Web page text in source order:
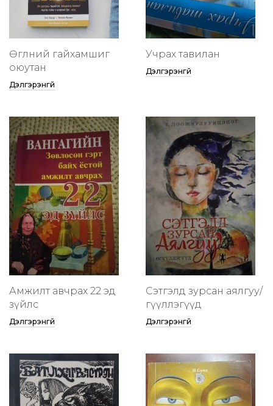
Өглөөний гайхамшиг
оюутан
Дэлгэрэнгүй
Учрах тавилан
Дэлгэрэнгүй
Амжилт авчрах 22 эд
зүйлс
Дэлгэрэнгүй
Сэтгэлд зурсан аялгуу/
өгүүллэгүүд
Дэлгэрэнгүй